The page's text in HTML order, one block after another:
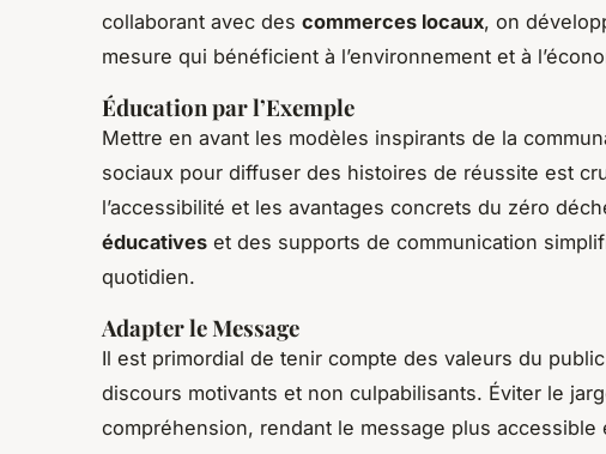
collaborant avec des commerces locaux, on
mesure qui bénéficient à l’environnement et à
Éducation par l’Exemple
Mettre en avant les modèles inspirants de la
sociaux pour diffuser des histoires de réussite est
l’accessibilité et les avantages concrets du zéro
éducatives et des supports de communication
quotidien.
Adapter le Message
Il est primordial de tenir compte des valeurs du
discours motivants et non culpabilisants. Éviter le
compréhension, rendant le message plus accessible